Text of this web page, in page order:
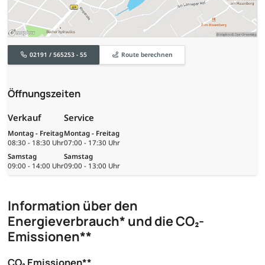
02191 / 565253 - 55 Route berechnen
Öffnungszeiten
Verkauf
Montag - Freitag
08:30 - 18:30 Uhr
Samstag
09:00 - 14:00 Uhr
Service
Montag - Freitag
07:00 - 17:30 Uhr
Samstag
09:00 - 13:00 Uhr
Information über den
Energieverbrauch* und die CO₂-
Emissionen**